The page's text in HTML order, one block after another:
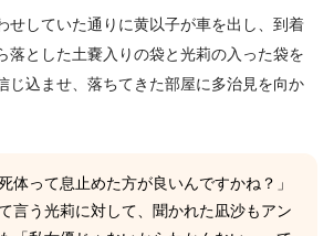
せしていた通りに黄以子が車を出し、到着
落とした土嚢入りの袋と光莉の入った袋を
じ込ませ、落ちてきた部屋に多治見を向か
死体って息止めた方が良いんですかね？」
言う光莉に対して、聞かれた凪沙もアン